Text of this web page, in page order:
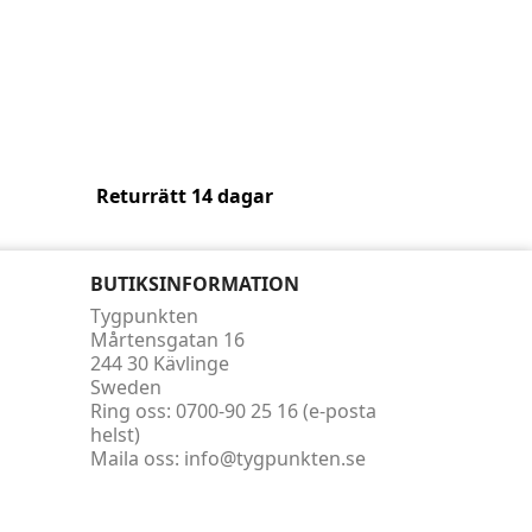
Returrätt 14 dagar
BUTIKSINFORMATION
Tygpunkten
Mårtensgatan 16
244 30 Kävlinge
Sweden
Ring oss: 0700-90 25 16 (e-posta
helst)
Maila oss: info@tygpunkten.se